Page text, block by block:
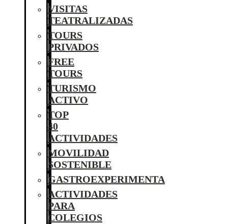
VISITAS
TEATRALIZADAS
TOURS
PRIVADOS
FREE
TOURS
TURISMO
ACTIVO
TOP
40
ACTIVIDADES
MOVILIDAD
SOSTENIBLE
GASTROEXPERIMENTA
ACTIVIDADES
PARA
COLEGIOS